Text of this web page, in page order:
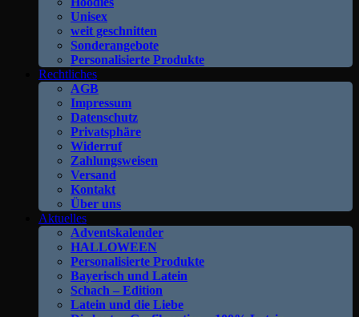
Unisex
weit geschnitten
Sonderangebote
Personalisierte Produkte
Rechtliches
AGB
Impressum
Datenschutz
Privatsphäre
Widerruf
Zahlungsweisen
Versand
Kontakt
Über uns
Aktuelles
Adventskalender
HALLOWEEN
Personalisierte Produkte
Bayerisch und Latein
Schach – Edition
Latein und die Liebe